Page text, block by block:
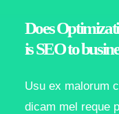
Does
is SEO to
Usu ex malorum
dicam mel reque